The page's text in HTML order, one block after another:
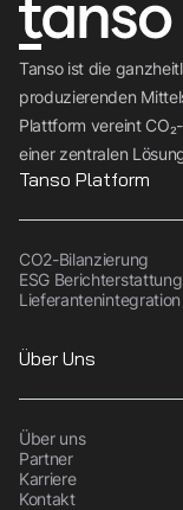
Tanso ist die
produzierenden
Plattform vereint
einer zentralen
Tanso Platform
CO2-Bilanzierung
ESG Berichterstattung
Lieferantenintegration
Über Uns
Über uns
Partner
Karriere
Kontakt